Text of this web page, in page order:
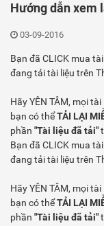
Hướng dẫn xem
03-09-2016
Bạn đã CLICK mua
đang tải tài liệu trên
Hãy YÊN TÂM, mọi
bạn có thểTẢI LẠI
phần "Tài liệu đã tải"
Bạn đã CLICK mua
đang tải tài liệu trên
Hãy YÊN TÂM, mọi
bạn có thểTẢI LẠI
phần "Tài liệu đã tải"